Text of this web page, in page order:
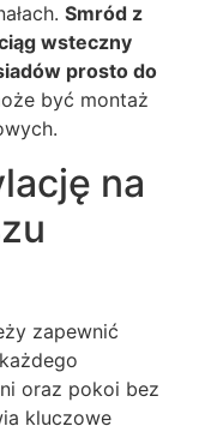
Smród z
wsteczny
prosto do
być montaż
na
zapewnić
oraz pokoi bez
kluczowe